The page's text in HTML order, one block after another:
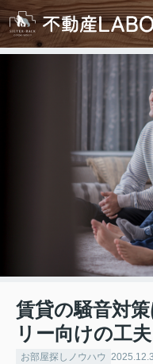
賃貸の騒音対
リー向けの工
お部屋探しノウハウ